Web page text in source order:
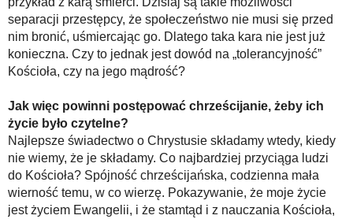
separacji przestępcy, że społeczeństwo nie musi się przed
nim bronić, uśmiercając go. Dlatego taka kara nie jest już
konieczna. Czy to jednak jest dowód na „tolerancyjność”
Kościoła, czy na jego mądrość?
Jak więc powinni postępować chrześcijanie, żeby ich
życie było czytelne?
Najlepsze świadectwo o Chrystusie składamy wtedy, kiedy
nie wiemy, że je składamy. Co najbardziej przyciąga ludzi
do Kościoła? Spójność chrześcijańska, codzienna mała
wierność temu, w co wierzę. Pokazywanie, że moje życie
jest życiem Ewangelii, i że stamtąd i z nauczania Kościoła,